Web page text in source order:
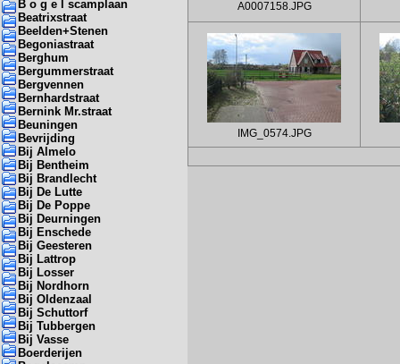
B o g e l scamplaan
Beatrixstraat
Beelden+Stenen
Begoniastraat
Berghum
Bergummerstraat
Bergvennen
Bernhardstraat
Bernink Mr.straat
Beuningen
Bevrijding
Bij Almelo
Bij Bentheim
Bij Brandlecht
Bij De Lutte
Bij De Poppe
Bij Deurningen
Bij Enschede
Bij Geesteren
Bij Lattrop
Bij Losser
Bij Nordhorn
Bij Oldenzaal
Bij Schuttorf
Bij Tubbergen
Bij Vasse
Boerderijen
A0007158.JPG
IMG_0574.JPG